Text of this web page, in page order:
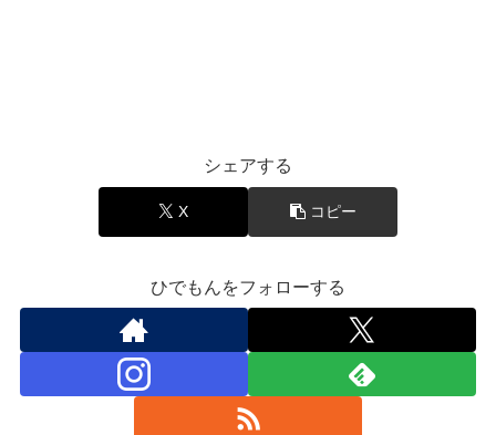
シェアする
X コピー
ひでもんをフォローする